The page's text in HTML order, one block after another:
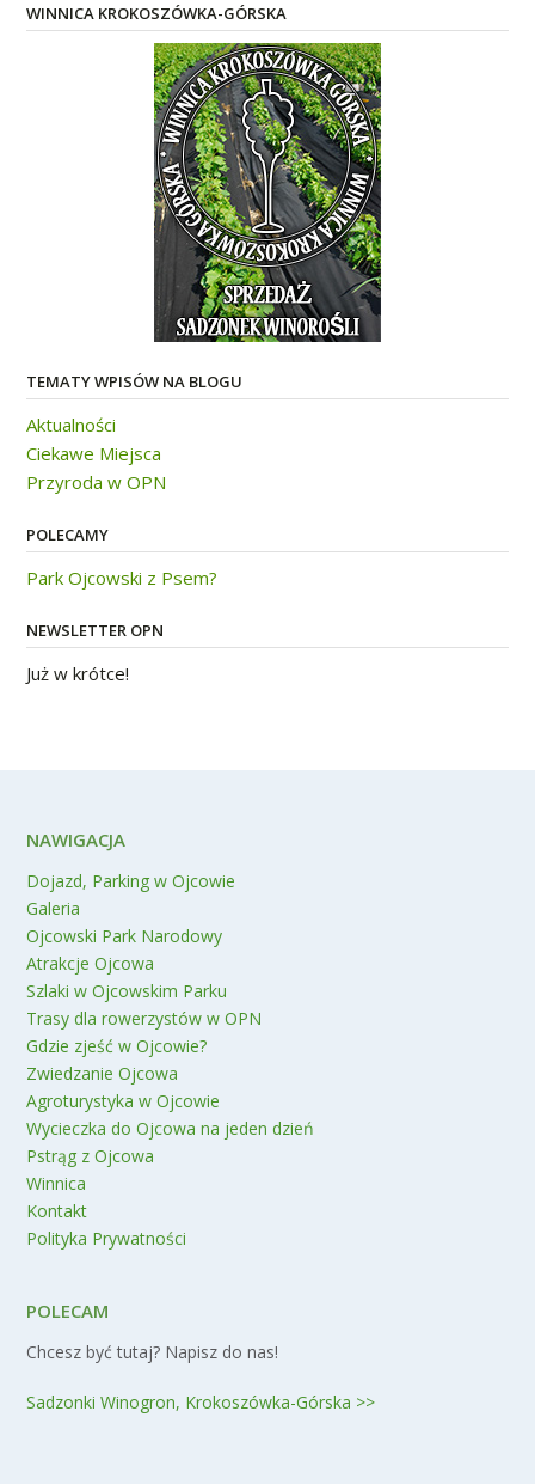
WINNICA KROKOSZÓWKA-GÓRSKA
TEMATY WPISÓW NA BLOGU
Aktualności
Ciekawe Miejsca
Przyroda w OPN
POLECAMY
Park Ojcowski z Psem?
NEWSLETTER OPN
Już w krótce!
NAWIGACJA
Dojazd, Parking w Ojcowie
Galeria
Ojcowski Park Narodowy
Atrakcje Ojcowa
Szlaki w Ojcowskim Parku
Trasy dla rowerzystów w OPN
Gdzie zjeść w Ojcowie?
Zwiedzanie Ojcowa
Agroturystyka w Ojcowie
Wycieczka do Ojcowa na jeden dzień
Pstrąg z Ojcowa
Winnica
Kontakt
Polityka Prywatności
POLECAM
Chcesz być tutaj? Napisz do nas!
Sadzonki Winogron, Krokoszówka-Górska >>